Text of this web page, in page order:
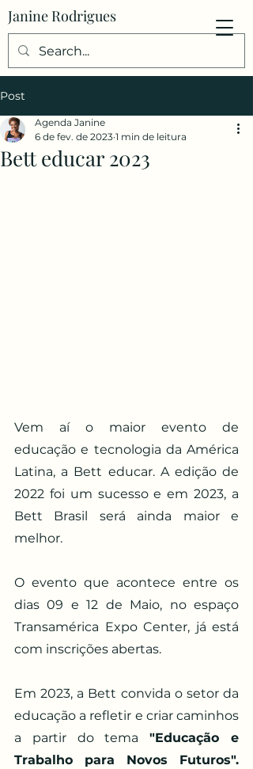
Janine Rodrigues
Post
Bett educar 2023
Agenda Janine
6 de fev. de 2023 1 min de leitura
Vem aí o maior evento de
educação e tecnologia da América
Latina, a Bett educar. A edição de
2022 foi um sucesso e em 2023, a
Bett Brasil será ainda maior e
melhor.
​O evento que acontece entre os
dias 09 e 12 de Maio, no espaço
Transamérica Expo Center, já está
com inscrições abertas.
Em 2023, a Bett convida o setor da
educação a refletir e criar caminhos
a partir do tema "Educação e
Trabalho para Novos Futuros".